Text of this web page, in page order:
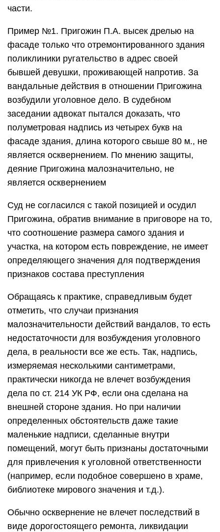
части.
Пример №1. Пригожин П.А. высек дрелью на
фасаде только что отремонтированного здания
поликлиники ругательство в адрес своей
бывшей девушки, проживающей напротив. За
вандальные действия в отношении Пригожина
возбудили уголовное дело. В судебном
заседании адвокат пытался доказать, что
полуметровая надпись из четырех букв на
фасаде здания, длина которого свыше 80 м., не
является осквернением. По мнению защиты,
деяние Пригожина малозначительно, не
является осквернением
Суд не согласился с такой позицией и осудил
Пригожина, обратив внимание в приговоре на то,
что соотношение размера самого здания и
участка, на котором есть повреждение, не имеет
определяющего значения для подтверждения
признаков состава преступления
Обращаясь к практике, справедливым будет
отметить, что случаи признания
малозначительности действий вандалов, то есть
недостаточности для возбуждения уголовного
дела, в реальности все же есть. Так, надпись,
измеряемая несколькими сантиметрами,
практически никогда не влечет возбуждения
дела по ст. 214 УК РФ, если она сделана на
внешней стороне здания. Но при наличии
определенных обстоятельств даже такие
маленькие надписи, сделанные внутри
помещений, могут быть признаны достаточными
для привлечения к уголовной ответственности
(например, если подобное совершено в храме,
библиотеке мирового значения и т.д.).
Обычно осквернение не влечет последствий в
виде дорогостоящего ремонта, ликвидации